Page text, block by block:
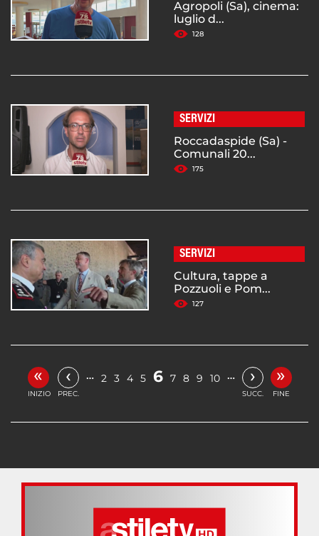
Agropoli (Sa), cinema:
luglio d...
128
SERVIZI
Roccadaspide (Sa) -
Comunali 20...
175
SERVIZI
Cultura, tappe a
Pozzuoli e Pom...
127
«
INIZIO
‹
PREC.
… 2 3 4 5 6 7 8 9 10 … ›
SUCC.
»
FINE